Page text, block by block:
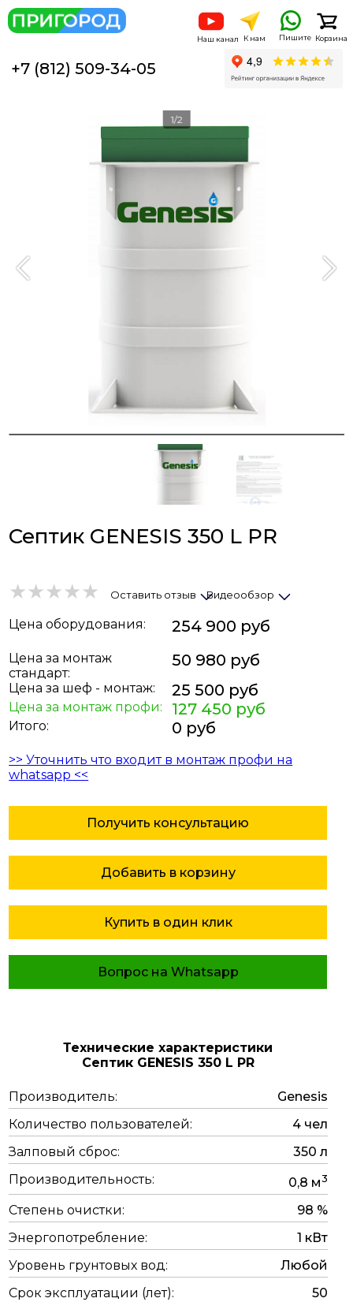
Наш канал К нам Пишите Корзина
+7 (812) 509-34-05
1/2
Септик GENESIS 350 L PR
Оставить отзыв Видеообзор
Ценаоборудования: 254 900 руб
Цена за монтаж
стандарт:
50 980 руб
Цена за шеф - монтаж: 25 500 руб
Цена за монтаж профи: 127 450 руб
Итого: 0 руб
>> Уточнить что входит в монтаж профи на
whatsapp <<
Получить консультацию
Добавить в корзину
Купить в один клик
Вопрос на Whatsapp
Технические характеристики
Септик GENESIS 350 L PR
Производитель:
Genesis
Количество пользователей:
4 чел
Залповый сброс:
350 л
Производительность:
0,8 м3
Степень очистки:
98 %
Энергопотребление:
1 кВт
Уровень грунтовых вод:
Любой
Срок эксплуатации (лет):
50